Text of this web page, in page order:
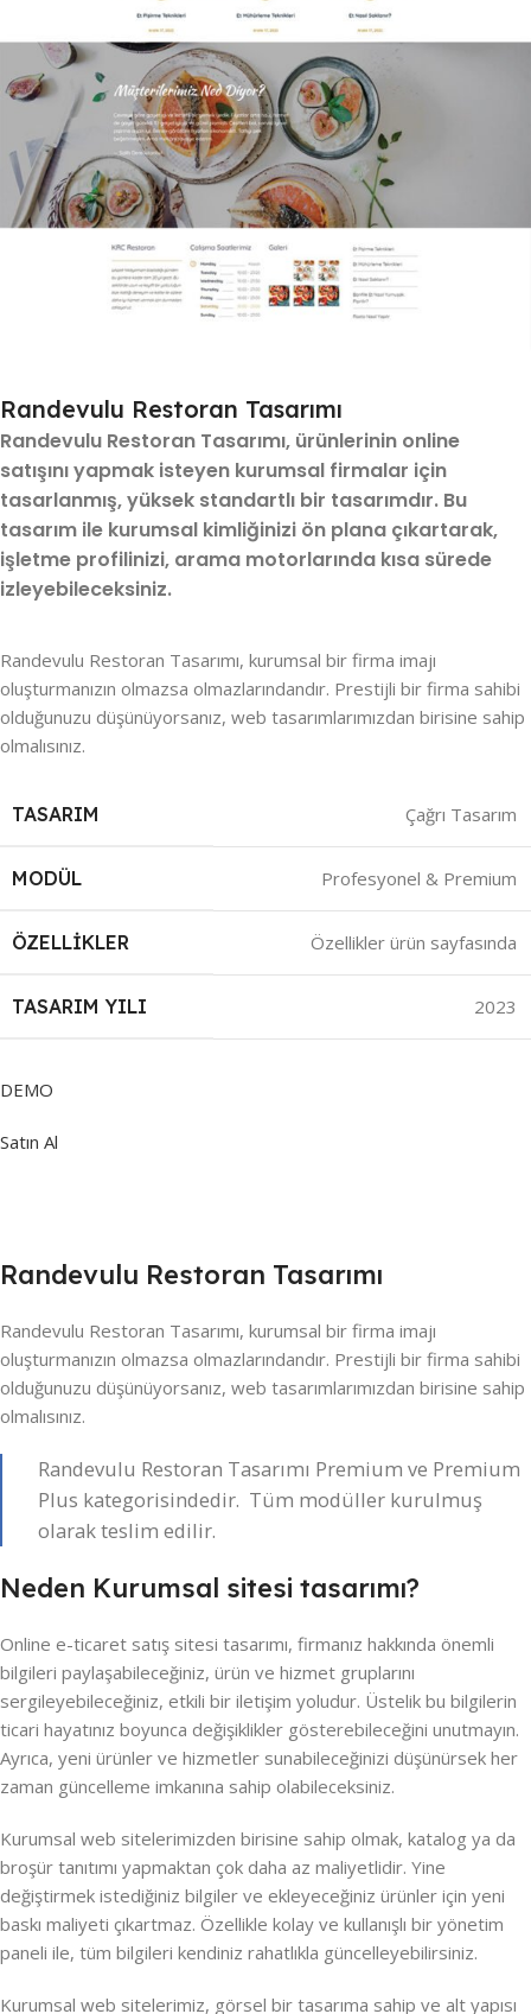
Randevulu Restoran Tasarımı
Randevulu Restoran Tasarımı, ürünlerinin online
satışını yapmak isteyen kurumsal firmalar için
tasarlanmış, yüksek standartlı bir tasarımdır. Bu
tasarım ile kurumsal kimliğinizi ön plana çıkartarak,
işletme profilinizi, arama motorlarında kısa sürede
izleyebileceksiniz.
Randevulu Restoran Tasarımı, kurumsal bir firma imajı
oluşturmanızın olmazsa olmazlarındandır. Prestijli bir firma sahibi
olduğunuzu düşünüyorsanız, web tasarımlarımızdan birisine sahip
olmalısınız.
TASARIM Çağrı Tasarım
MODÜL Profesyonel & Premium
ÖZELLIKLER Özellikler ürün sayfasında
TASARIM YILI 2023
DEMO
Satın Al
Randevulu Restoran Tasarımı
Randevulu Restoran Tasarımı, kurumsal bir firma imajı
oluşturmanızın olmazsa olmazlarındandır. Prestijli bir firma sahibi
olduğunuzu düşünüyorsanız, web tasarımlarımızdan birisine sahip
olmalısınız.
Randevulu Restoran Tasarımı Premium ve Premium
Plus kategorisindedir. Tüm modüller kurulmuş
olarak teslim edilir.
Neden Kurumsal sitesi tasarımı?
Online e-ticaret satış sitesi tasarımı, firmanız hakkında önemli
bilgileri paylaşabileceğiniz, ürün ve hizmet gruplarını
sergileyebileceğiniz, etkili bir iletişim yoludur. Üstelik bu bilgilerin
ticari hayatınız boyunca değişiklikler gösterebileceğini unutmayın.
Ayrıca, yeni ürünler ve hizmetler sunabileceğinizi düşünürsek her
zaman güncelleme imkanına sahip olabileceksiniz.
Kurumsal web sitelerimizden birisine sahip olmak, katalog ya da
broşür tanıtımı yapmaktan çok daha az maliyetlidir. Yine
değiştirmek istediğiniz bilgiler ve ekleyeceğiniz ürünler için yeni
baskı maliyeti çıkartmaz. Özellikle kolay ve kullanışlı bir yönetim
paneli ile, tüm bilgileri kendiniz rahatlıkla güncelleyebilirsiniz.
Kurumsal web sitelerimiz, görsel bir tasarıma sahip ve alt yapısı